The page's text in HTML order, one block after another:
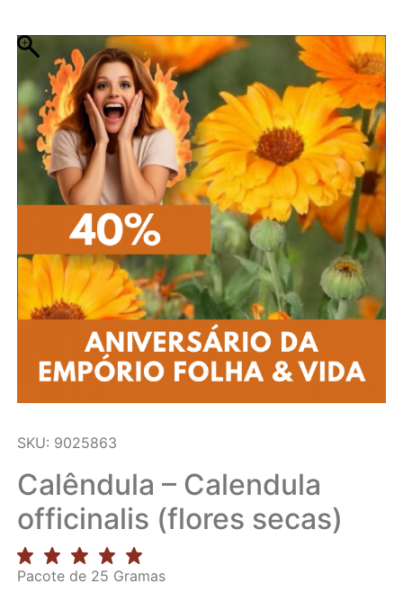
SKU: 9025863
Calêndula – Calendula
officinalis (flores secas)
Pacote de 25 Gramas